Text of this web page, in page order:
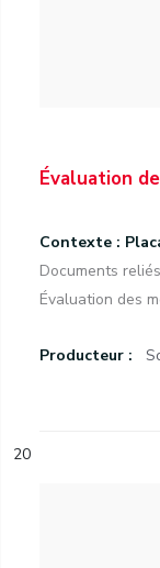
Évaluation
Contexte :
Documents reliés
Évaluation des
Producteur :
20